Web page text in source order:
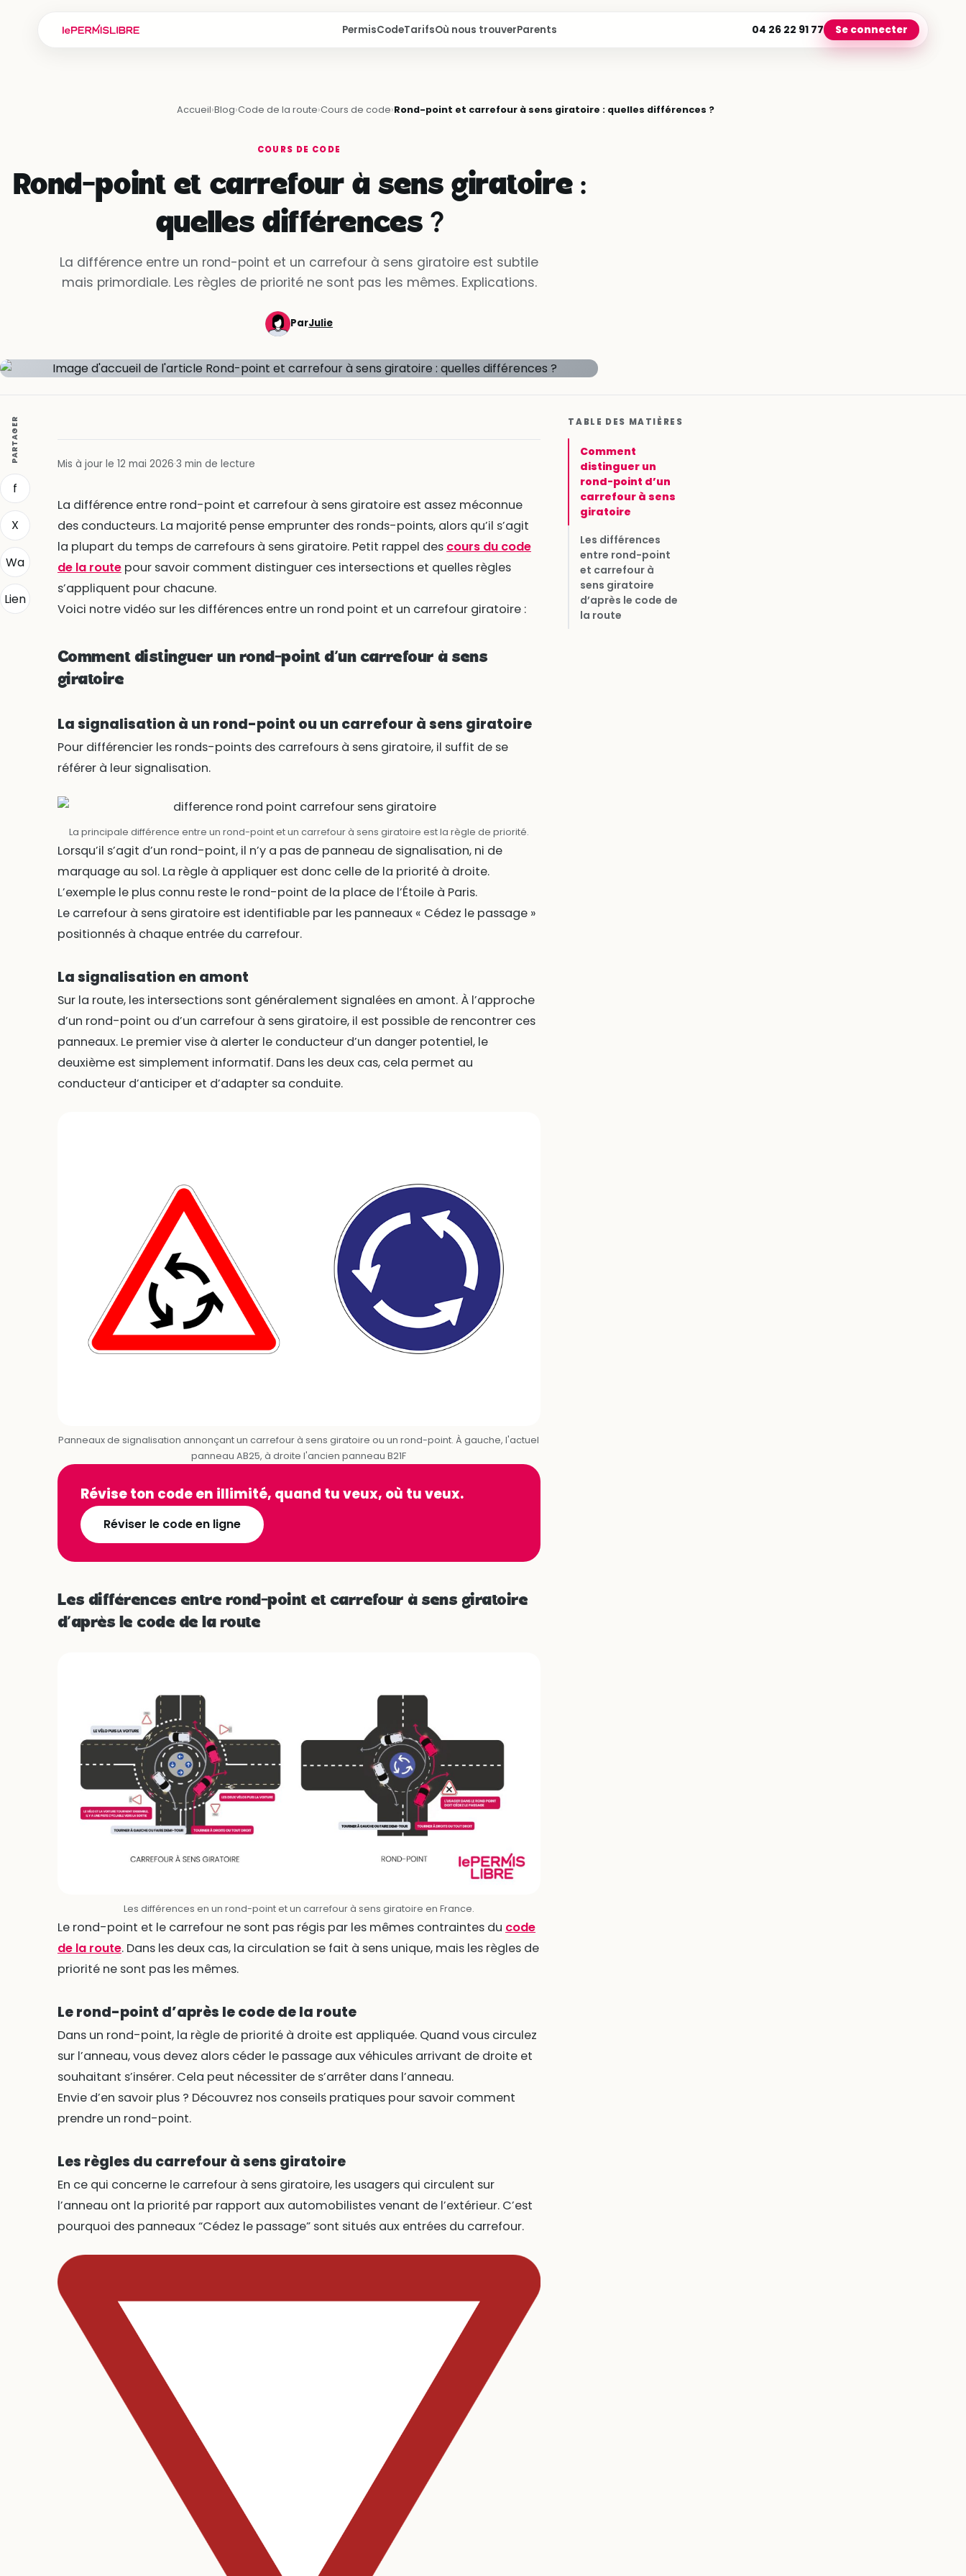
PermisCodeTarifsOù nous trouverParents 04 26 22 91 77 Se connecter
Accueil›Blog›Code de la route›Cours de code›Rond-point et carrefour à sens giratoire : quelles différences ?
COURS DE CODE
Rond-point et carrefour à sens giratoire :
quelles différences ?
La différence entre un rond-point et un carrefour à sens giratoire est subtile
mais primordiale. Les règles de priorité ne sont pas les mêmes. Explications.
ParJulie
PARTAGER
f
X
Wa
Lien
Mis à jour le 12 mai 2026·3 min de lecture
La différence entre rond-point et carrefour à sens giratoire est assez méconnue
des conducteurs. La majorité pense emprunter des ronds-points, alors qu’il s’agit
la plupart du temps de carrefours à sens giratoire. Petit rappel des cours du code
de la routepour savoir comment distinguer ces intersections et quelles règles
s’appliquent pour chacune.
Voici notre vidéo sur les différences entre un rond point et un carrefour giratoire :
Comment distinguer un rond-point d’un carrefour à sens
giratoire
La signalisation à un rond-point ou un carrefour à sens giratoire
Pour différencier les ronds-points des carrefours à sens giratoire, il suffit de se
référer à leur signalisation.
La principale différence entre un rond-point et un carrefour à sens giratoire est la règle de priorité.
Lorsqu’il s’agit d’un rond-point, il n’y a pas de panneau de signalisation, ni de
marquage au sol. La règle à appliquer est donc celle de la priorité à droite.
L’exemple le plus connu reste le rond-point de la place de l’Étoile à Paris.
Le carrefour à sens giratoire est identifiable par les panneaux « Cédez le passage »
positionnés à chaque entrée du carrefour.
La signalisation en amont
Sur la route, les intersections sont généralement signalées en amont. À l’approche
d’un rond-point ou d’un carrefour à sens giratoire, il est possible de rencontrer ces
panneaux. Le premier vise à alerter le conducteur d’un danger potentiel, le
deuxième est simplement informatif. Dans les deux cas, cela permet au
conducteur d’anticiper et d’adapter sa conduite.
Panneaux de signalisation annonçant un carrefour à sens giratoire ou un rond-point. À gauche, l'actuel
panneau AB25, à droite l'ancien panneau B21F
Révise ton code en illimité, quand tu veux, où tu veux.
Réviser le code en ligne
Les différences entre rond-point et carrefour à sens giratoire
d’après le code de la route
Les différences en un rond-point et un carrefour à sens giratoire en France.
Le rond-point et le carrefour ne sont pas régis par les mêmes contraintes du code
de la route. Dans les deux cas, la circulation se fait à sens unique, mais les règles de
priorité ne sont pas les mêmes.
Le rond-point d’après le code de la route
Dans un rond-point, la règle de priorité à droite est appliquée. Quand vous circulez
sur l’anneau, vous devez alors céder le passage aux véhicules arrivant de droite et
souhaitant s’insérer. Cela peut nécessiter de s’arrêter dans l’anneau.
Envie d’en savoir plus ? Découvrez nos conseils pratiques pour savoir comment
prendre un rond-point.
Les règles du carrefour à sens giratoire
En ce qui concerne le carrefour à sens giratoire, les usagers qui circulent sur
l’anneau ont la priorité par rapport aux automobilistes venant de l’extérieur. C’est
pourquoi des panneaux “Cédez le passage” sont situés aux entrées du carrefour.
TABLE DES MATIÈRES
Comment
distinguer un
rond-point d’un
carrefour à sens
giratoire
Les différences
entre rond-point
et carrefour à
sens giratoire
d’après le code de
la route